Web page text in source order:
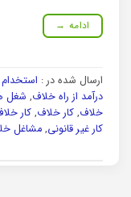
ادامه →
ارسال شده در :
درآمد از راه خلاف, شغل
خلاف, کار خلاف, کار
کار غیر قانونی, مشاغل